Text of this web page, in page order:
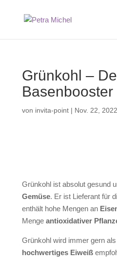
Grünkohl –
Basenbooster
von invita-point| Nov. 22, 2022
Grünkohl ist absolut gesund
Gemüse. Er ist Lieferant für
enthält hohe Mengen an
Menge antioxidativer
Grünkohl wird immer gern
hochwertiges Eiweiß